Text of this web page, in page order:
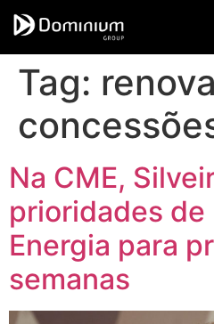
Tag:
Na CME,
prioridades de
Energia para
semanas